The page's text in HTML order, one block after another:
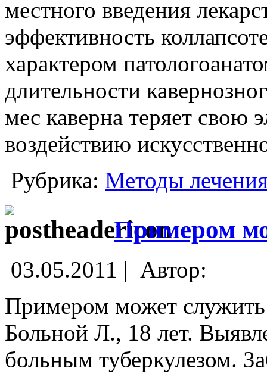
местного введения
эффективность
характером
длительности
мес каверна теряет свою
воздействию
Рубрика: Методы
Примером
03.05.2011 | Автор:
Примером может
Больной Л., 18 лет.
больным туберкулезом.